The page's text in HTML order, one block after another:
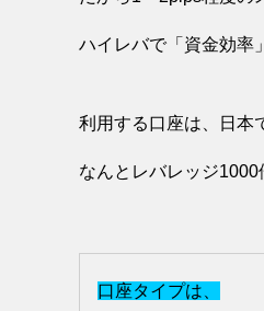
ハイレバで「資金効率
利用する口座は、日本
なんとレバレッジ1000
口座タイプは、